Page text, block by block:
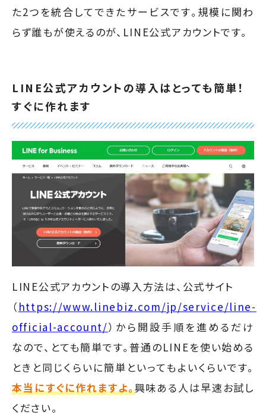
た2つを統合してできたサービスです。規模に関わ
らず誰もが使えるのが、LINE公式アカウントです。
LINE公式アカウントの導入はとっても簡単！
すぐに作れます
LINE公式アカウントの導入方法は、公式サイト
（ https://www.linebiz.com/jp/service/line-
official-account/）から開設手順を進めるだけ
なので、とても簡単です。普通のLINEを使い始める
ときと同じくらいに簡単といってもよいくらいです。
本当にすぐに作れますよ。興味ある人は早速お試し
ください。